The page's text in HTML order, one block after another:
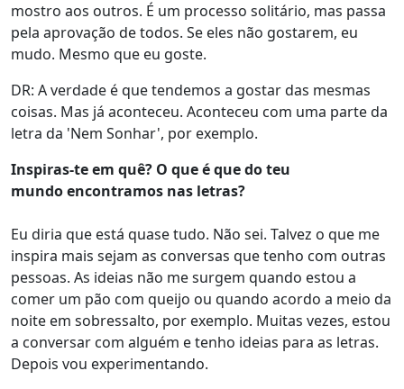
mostro aos outros. É um processo solitário, mas passa
pela aprovação de todos. Se eles não gostarem, eu
mudo. Mesmo que eu goste.
DR: A verdade é que tendemos a gostar das mesmas
coisas. Mas já aconteceu. Aconteceu com uma parte da
letra da 'Nem Sonhar', por exemplo.
Inspiras-te em quê? O que é que do teu
mundo encontramos nas letras?
Eu diria que está quase tudo. Não sei. Talvez o que me
inspira mais sejam as conversas que tenho com outras
pessoas. As ideias não me surgem quando estou a
comer um pão com queijo ou quando acordo a meio da
noite em sobressalto, por exemplo. Muitas vezes, estou
a conversar com alguém e tenho ideias para as letras.
Depois vou experimentando.